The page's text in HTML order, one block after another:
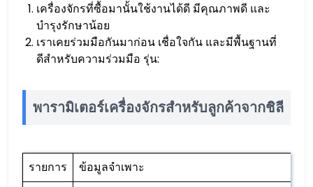
เครื่องจักรที่ซื้อมานั้นใช้งานได้ดี มีคุณภาพดี และ
บำรุงรักษาน้อย
เราเคยร่วมมือกันมาก่อน เชื่อใจกัน และมีพื้นฐานที่
ดีสำหรับความร่วมมือ รุ่น:
พารามิเตอร์เครื่องจักรสำหรับลูกค้าจากชิลี
รายการ
ข้อมูลจำเพาะ